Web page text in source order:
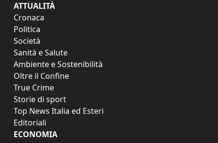
ATTUALITÀ
Cronaca
Politica
Società
Sanità e Salute
Ambiente e Sostenibilità
Oltre il Confine
True Crime
Storie di sport
Top News Italia ed Esteri
Editoriali
ECONOMIA